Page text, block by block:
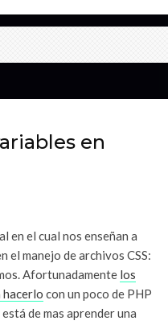
en
el cual nos enseñan a
el manejo de archivos CSS:
Afortunadamente los
hacerlo con un poco de PHP
de mas aprender una